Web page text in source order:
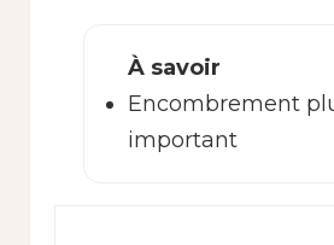
À savoir
Encombrement
important